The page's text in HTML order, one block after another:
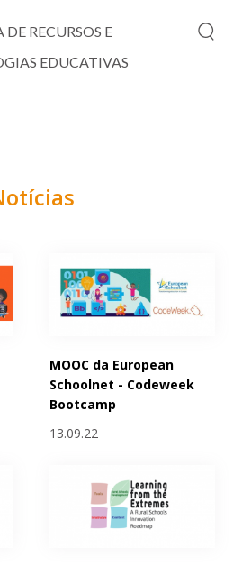
DE RECURSOS E
EDUCATIVAS
MOOC da European
Schoolnet - Codeweek
Bootcamp
13.09.22